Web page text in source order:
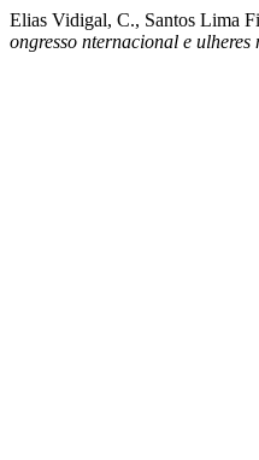
Elias Vidigal, C., Santos Lima
ongresso nternacional e ulheres